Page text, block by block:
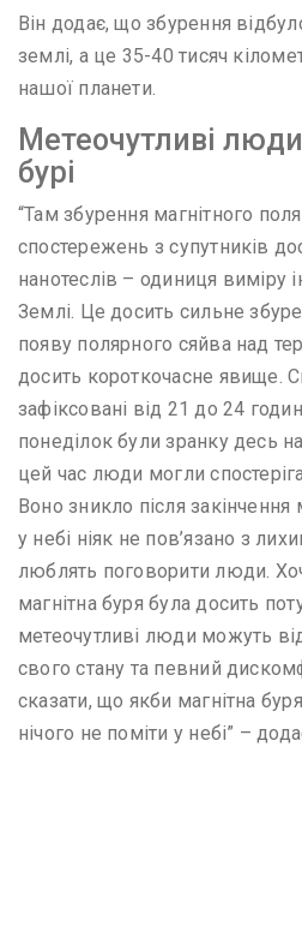
Він додає, що збурення
землі, а це 35-40 тисяч
нашої планети.
Метеочутливі
бурі
“Там збурення магнітного
спостережень з супутників
нанотеслів – одиниця виміру
Землі. Це досить сильне
появу полярного сяйва над
досить короткочасне явище.
зафіксовані від 21 до 24
понеділок були зранку десь
цей час люди могли
Воно зникло після закінчення
у небі ніяк не пов’язано з
люблять поговорити люди.
магнітна буря була досить
метеочутливі люди можуть
свого стану та певний
сказати, що якби магнітна
нічого не поміти у небі” –